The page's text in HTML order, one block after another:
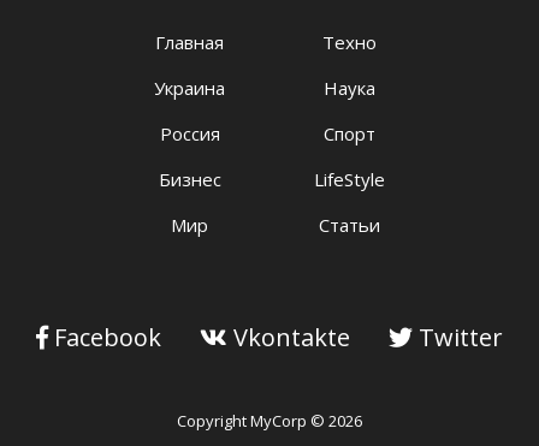
Copyright MyCorp © 2026
Главная
Украина
Россия
Бизнес
Мир
Техно
Наука
Спорт
LifeStyle
Статьи
Facebook Vkontakte Twitter